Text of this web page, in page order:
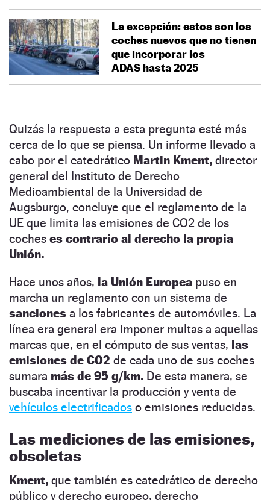
La excepción: estos son los
coches nuevos que no tienen
que incorporar los
ADAS hasta 2025
Quizás la respuesta a esta pregunta esté más
cerca de lo que se piensa. Un informe llevado a
cabo por el catedrático Martin Kment, director
general del Instituto de Derecho
Medioambiental de la Universidad de
Augsburgo, concluye que el reglamento de la
UE que limita las emisiones de CO2 de los
coches es contrario al derecho la propia
Unión.
Hace unos años, la Unión Europea puso en
marcha un reglamento con un sistema de
sanciones a los fabricantes de automóviles. La
línea era general era imponer multas a aquellas
marcas que, en el cómputo de sus ventas, las
emisiones de CO2 de cada uno de sus coches
sumara más de 95 g/km. De esta manera, se
buscaba incentivar la producción y venta de
vehículos electrificados o emisiones reducidas.
Las mediciones de las emisiones,
obsoletas
Kment, que también es catedrático de derecho
público y derecho europeo, derecho